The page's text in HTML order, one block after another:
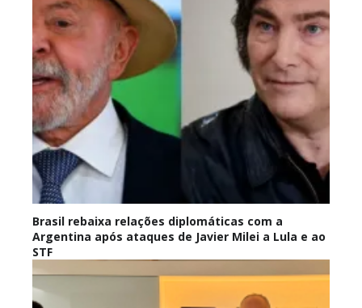
Brasil rebaixa relações diplomáticas com a
Argentina após ataques de Javier Milei a Lula e ao
STF